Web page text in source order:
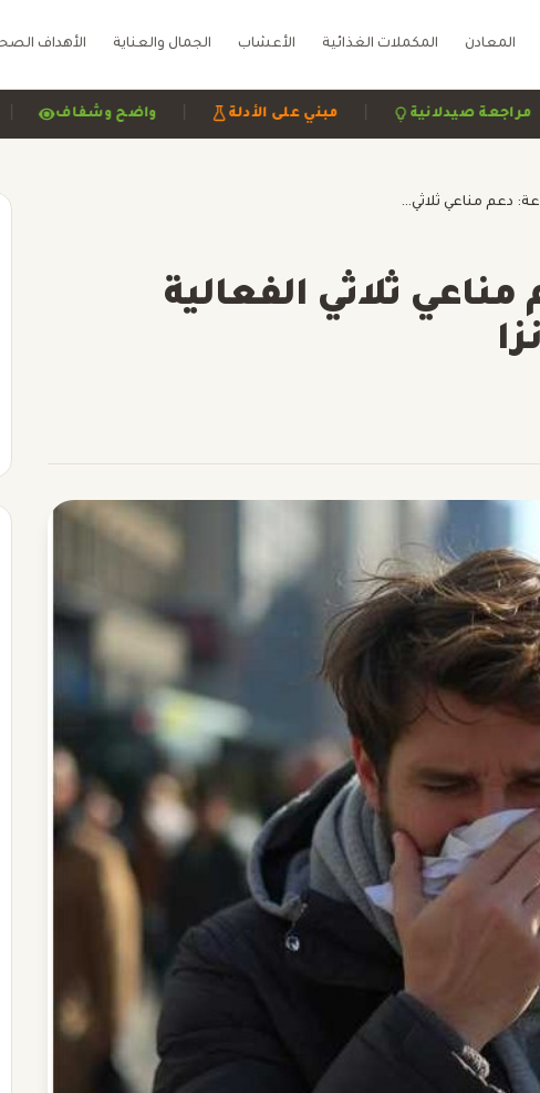
المعادن المكملات الغذائية الأعشاب الجمال والعناية الأهداف
واضح | مبني على الأدلة | مراجعة صيدلانية |
فيتا سيد مناعة: دعم مناعي ثلاثي الفعالية لنزلات البرد والإنفلونزا
ثلاثي الفعالية